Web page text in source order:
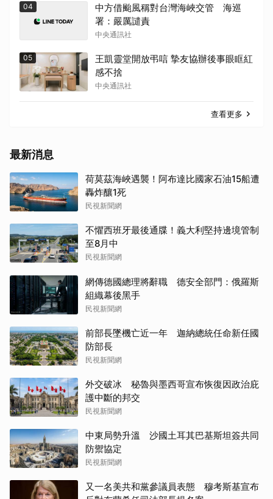
04
中方借颱風稱對台灣海峽交管 海巡
署：嚴厲譴責
中央通訊社
05
王凱靈堂開放弔唁 摯友協辦後事眼眶紅
感不捨
中央通訊社
查看更多
最新消息
荷莫茲海峽遇襲！阿布達比國家石油15船遭
轟炸釀1死
民視新聞網
不懼西班牙最後通牒！義大利堅持邊境管制
至8月中
民視新聞網
網傳德國總理將辭職 德安全部門：俄羅斯
組織幕後黑手
民視新聞網
前部長墜機亡近一年 迦納總統任命新任國
防部長
民視新聞網
外交破冰 秘魯與墨西哥宣布恢復因政治庇
護中斷的邦交
民視新聞網
中東局勢升溫 沙國土耳其巴基斯坦簽共同
防禦協定
民視新聞網
又一名美共和黨參議員表態 穆考斯基宣布